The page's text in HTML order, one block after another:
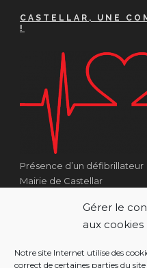
Gérer le
aux cookies
Notre site Internet utilise des
correct de certaines parties du
CASTELLAR, UNE
!
Présence d’un défibrillateur
Mairie de Castellar
Côté Escalier Rue Sarrail
06500 Castellar